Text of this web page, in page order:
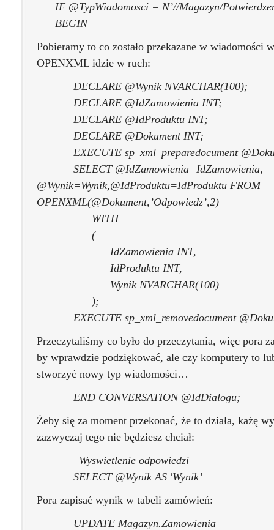
IF @TypWiadomosci = N’//Magazyn/
BEGIN
Pobieramy to co zostało przekazane w wiadomości
OPENXML idzie w ruch:
DECLARE @Wynik NVARCHAR(100);
DECLARE @IdZamowienia INT;
DECLARE @IdProduktu INT;
DECLARE @Dokument INT;
EXECUTE sp_xml_preparedocument
SELECT @IdZamowienia=IdZamowienia,
@Wynik=Wynik,@IdProduktu=IdProduktu FROM
OPENXML(@Dokument,’Odpowiedz’,2)
WITH
(
IdZamowienia INT,
IdProduktu INT,
Wynik NVARCHAR(100)
);
EXECUTE sp_xml_removedocument
Przeczytaliśmy co było do przeczytania, więc pora
by wprawdzie podziękować, ale czy komputery to
stworzyć nowy typ wiadomości…
END CONVERSATION @IdDialogu;
Żeby się za moment przekonać, że to działa, każę
zazwyczaj tego nie będziesz chciał:
–Wyswietlenie odpowiedzi
SELECT @Wynik AS 'Wynik’
Pora zapisać wynik w tabeli zamówień:
UPDATE Magazyn.Zamowienia